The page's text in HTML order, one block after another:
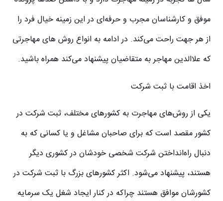
موفق و کارشناسان مجرب و حرفه‌ای در این زمینه خیال فرد را
از هر جهت راحت می‌کند. در ادامه به انواع روش های مهاجرتی
که علاالدین مهاجر به متقاضیان پیشنهاد می‌کند همراه باشید.
اخذ اقامت با ثبت شرکت
یکی از روش‌های مهاجرت به کشورهای مختلف، ثبت شرکت در
کشور مقصد است که برای صاحبان مشاغل و یا کسانی که به
دنبال راه‌انداختن شرکت شخصی خودشان در کشوری دیگر
هستند، پیشنهاد می‌شود. اکثر کشورهای بزرگ با ثبت شرکت در
کشورشان موافق هستند چراکه در کنار ایجاد شغل یک سرمایه